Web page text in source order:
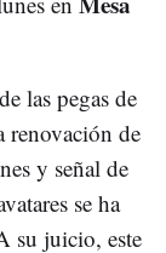
las pegas de
de
y señal de
se ha
su juicio, este